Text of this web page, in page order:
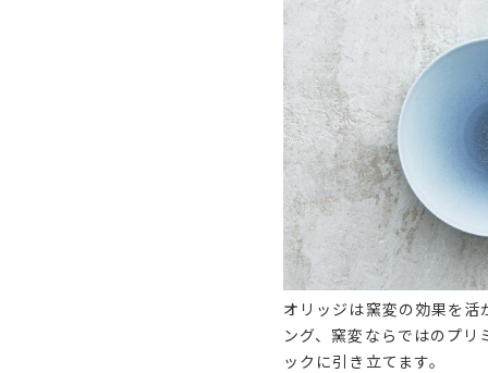
オリッジは窯変の効果を
ング、窯変ならではのプ
ックに引き立てます。